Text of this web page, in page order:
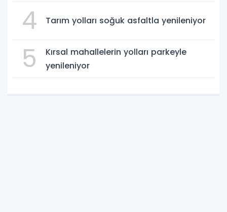
4 Tarım yolları soğuk asfaltla yenileniyor
5
Kırsal mahallelerin yolları parkeyle
yenileniyor